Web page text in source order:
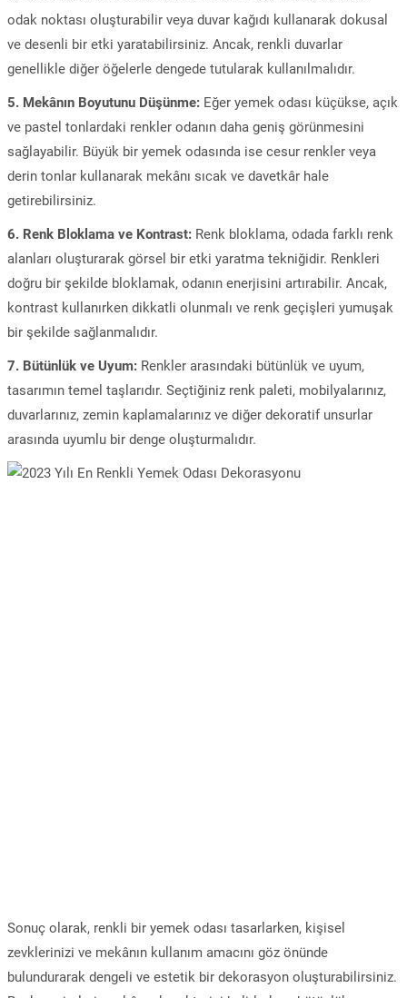
odak noktası oluşturabilir veya duvar kağıdı kullanarak dokusal
ve desenli bir etki yaratabilirsiniz. Ancak, renkli duvarlar
genellikle diğer öğelerle dengede tutularak kullanılmalıdır.
5. Mekânın Boyutunu Düşünme: Eğer yemek odası küçükse, açık
ve pastel tonlardaki renkler odanın daha geniş görünmesini
sağlayabilir. Büyük bir yemek odasında ise cesur renkler veya
derin tonlar kullanarak mekânı sıcak ve davetkâr hale
getirebilirsiniz.
6. Renk Bloklama ve Kontrast: Renk bloklama, odada farklı renk
alanları oluşturarak görsel bir etki yaratma tekniğidir. Renkleri
doğru bir şekilde bloklamak, odanın enerjisini artırabilir. Ancak,
kontrast kullanırken dikkatli olunmalı ve renk geçişleri yumuşak
bir şekilde sağlanmalıdır.
7. Bütünlük ve Uyum: Renkler arasındaki bütünlük ve uyum,
tasarımın temel taşlarıdır. Seçtiğiniz renk paleti, mobilyalarınız,
duvarlarınız, zemin kaplamalarınız ve diğer dekoratif unsurlar
arasında uyumlu bir denge oluşturmalıdır.
Sonuç olarak, renkli bir yemek odası tasarlarken, kişisel
zevklerinizi ve mekânın kullanım amacını göz önünde
bulundurarak dengeli ve estetik bir dekorasyon oluşturabilirsiniz.